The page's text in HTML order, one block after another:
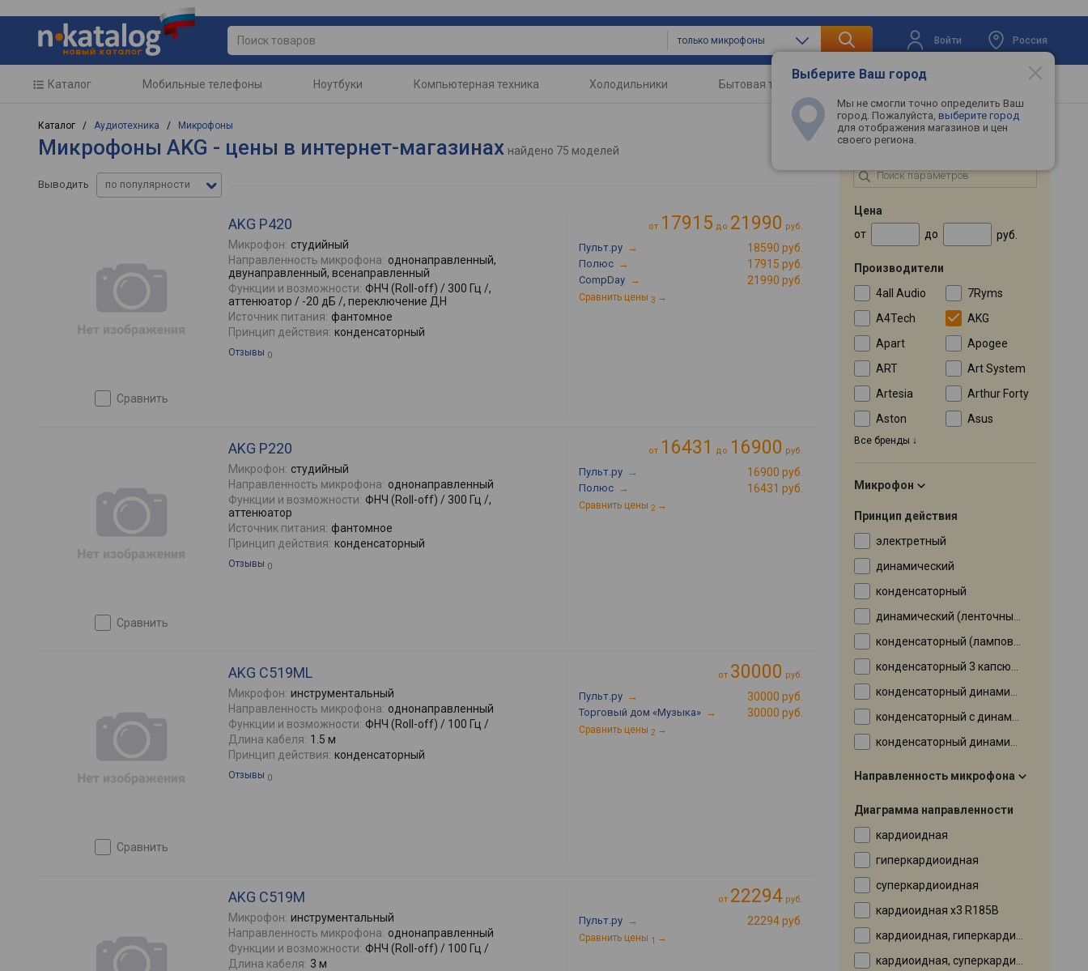
только микрофоны Войти Россия
Выберите Ваш город
Мы не смогли точно определить Ваш
город. Пожалуйста, выберите город
для отображения магазинов и цен
своего региона.
Каталог Мобильные телефоны Ноутбуки Компьютерная техника Холодильники Бытовая техника Телевизоры
Каталог / Аудиотехника / Микрофоны
Микрофоны AKG - цены в интернет-магазинах найдено 75 моделей
Выводить по популярности
сравнить
AKG P420
Микрофон: студийный
Направленность микрофона: однонаправленный,
двунаправленный, всенаправленный
Функции и возможности: ФНЧ (Roll-off) / 300 Гц /,
аттенюатор / -20 дБ /, переключение ДН
Источник питания: фантомное
Принцип действия: конденсаторный
Отзывы 0
от 17915 до 21990 руб.
Пульт.ру → 18590 руб.
Полюс → 17915 руб.
CompDay → 21990 руб.
Сравнить цены 3 →
сравнить
AKG P220
Микрофон: студийный
Направленность микрофона: однонаправленный
Функции и возможности: ФНЧ (Roll-off) / 300 Гц /,
аттенюатор
Источник питания: фантомное
Принцип действия: конденсаторный
Отзывы 0
от 16431 до 16900 руб.
Пульт.ру → 16900 руб.
Полюс → 16431 руб.
Сравнить цены 2 →
сравнить
AKG C519ML
Микрофон: инструментальный
Направленность микрофона: однонаправленный
Функции и возможности: ФНЧ (Roll-off) / 100 Гц /
Длина кабеля: 1.5 м
Принцип действия: конденсаторный
Отзывы 0
от 30000 руб.
Пульт.ру → 30000 руб.
Торговый дом «Музыка» → 30000 руб.
Сравнить цены 2 →
AKG C519M
Микрофон: инструментальный
Направленность микрофона: однонаправленный
Функции и возможности: ФНЧ (Roll-off) / 100 Гц /
Длина кабеля: 3 м
от 22294 руб.
Пульт.ру → 22294 руб.
Сравнить цены 1 →
ПОДБОР ПО ПАРАМЕТРАМ
Цена
от
до руб.
Производители
4all Audio
7Ryms
A4Tech
AKG
Apart
Apogee
ART
Art System
Artesia
Arthur Forty
Aston
Asus
Все бренды
Микрофон
Принцип действия
электретный
динамический
конденсаторный
динамический (ленточный)
конденсаторный (ламповый)
конденсаторный 3 капсюля
конденсаторный динамический
конденсаторный с динамическим элементом
конденсаторный динамический (два капсюля)
Направленность микрофона
Диаграмма направленности
кардиоидная
гиперкардиоидная
суперкардиоидная
кардиоидная х3 R185B
кардиоидная, гиперкардиоидная
кардиоидная, суперкардиоидная